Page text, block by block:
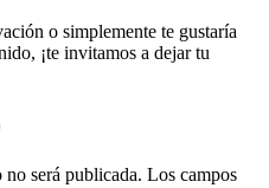
o simplemente te gustaría
¡te invitamos a dejar tu
será publicada. Los campos